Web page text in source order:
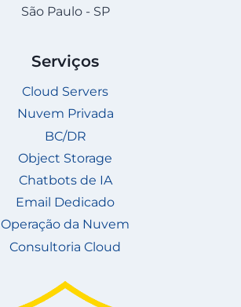
São Paulo - SP
Serviços
Cloud Servers
Nuvem Privada
BC/DR
Object Storage
Chatbots de IA
Email Dedicado
Operação da Nuvem
Consultoria Cloud